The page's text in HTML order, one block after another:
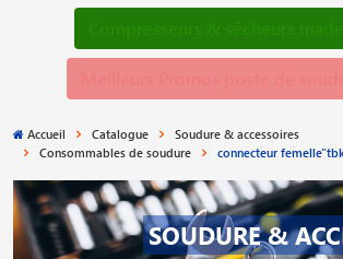
Accueil Catalogue
Soudure & accessoires
Consommables de soudure
connecteur
SOUDURE &